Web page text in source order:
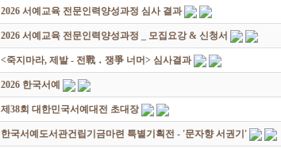
2026 서예교육 전문인력양성과정 심사 결과
2026 서예교육 전문인력양성과정 _ 모집요강 & 신청서
<죽지마라, 제발 - 전戰 ․ 쟁爭 너머> 심사결과
2026 한국서예
제38회 대한민국서예대전 초대장
한국서예도서관건립기금마련 특별기획전 - '문자향 서권기'